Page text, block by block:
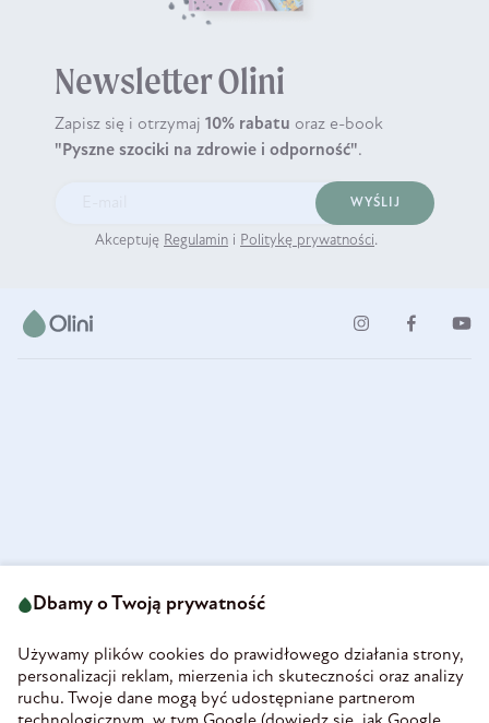
Newsletter Olini
Zapisz się i otrzymaj 10% rabatu oraz e-book
"Pyszne szociki na zdrowie i odporność".
WYŚLIJ
Akceptuję Regulamin i Politykę prywatności.
58-160 Świebodzice
REGON 890213034
INFORMACJE
Dbamy o Twoją prywatność
Używamy plików cookies do prawidłowego działania strony,
personalizacji reklam, mierzenia ich skuteczności oraz analizy
ruchu. Twoje dane mogą być udostępniane partnerom